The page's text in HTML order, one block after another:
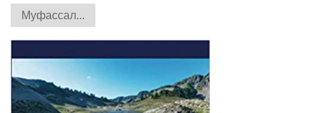
Муфассал...